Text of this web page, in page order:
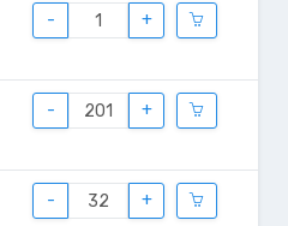
- +
- +
- +